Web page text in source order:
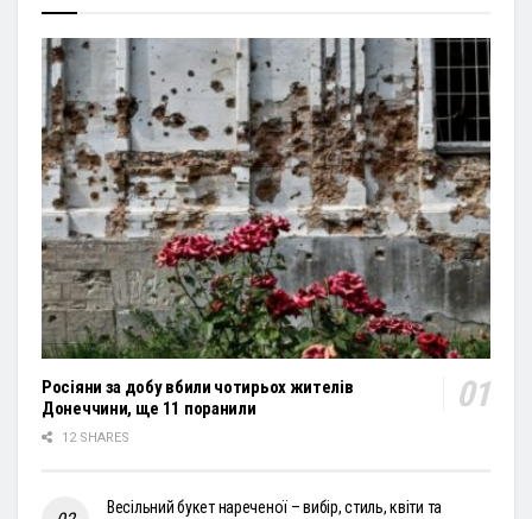
Росіяни за добу вбили чотирьох жителів
Донеччини, ще 11 поранили
12 SHARES
Весільний букет нареченої – вибір, стиль, квіти та